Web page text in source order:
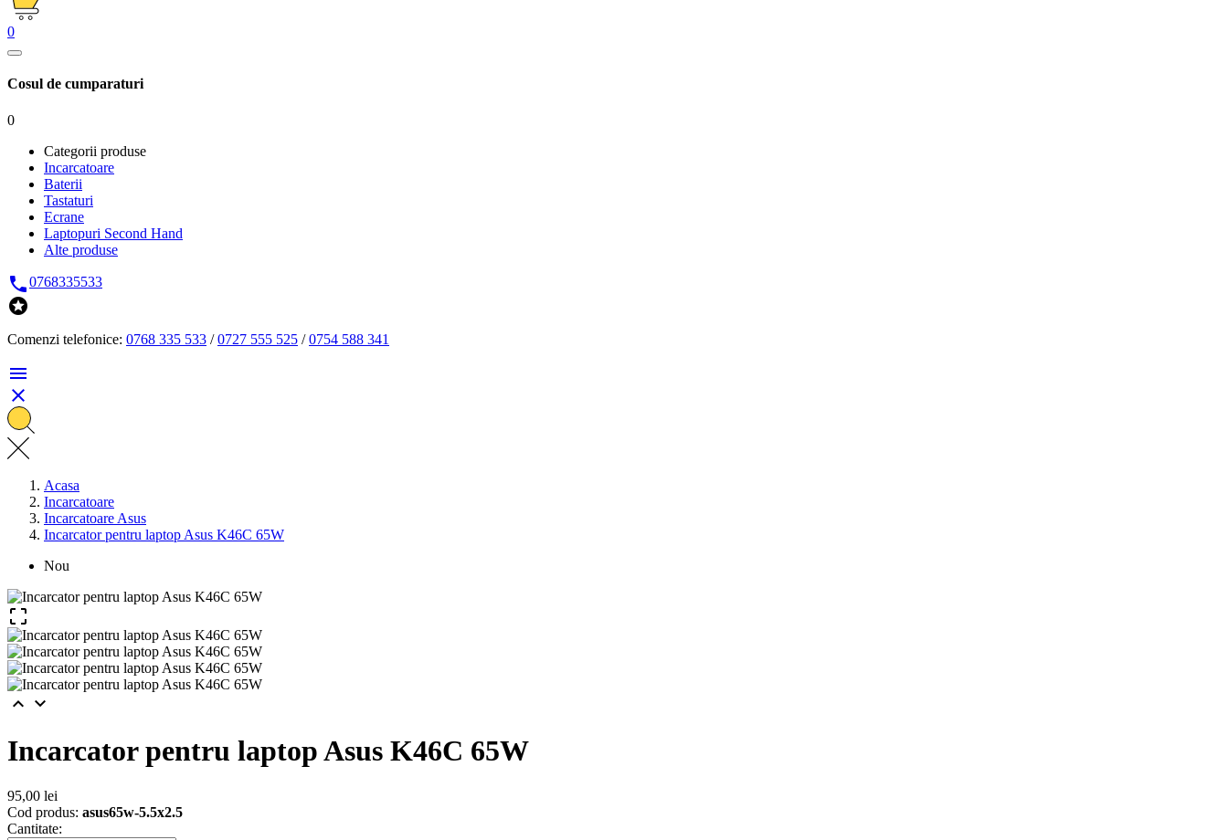
0
Cosul de cumparaturi
0
Categorii produse
Incarcatoare
Baterii
Tastaturi
Ecrane
Laptopuri Second Hand
Alte produse
0768335533

Comenzi telefonice: 0768 335 533 /0727 555 525 /0754 588 341


Acasa
Incarcatoare
Incarcatoare Asus
Incarcator pentru laptop Asus K46C 65W
Nou

 
Incarcator pentru laptop Asus K46C 65W
95,00 lei
Cod produs: asus65w-5.5x2.5
Cantitate: